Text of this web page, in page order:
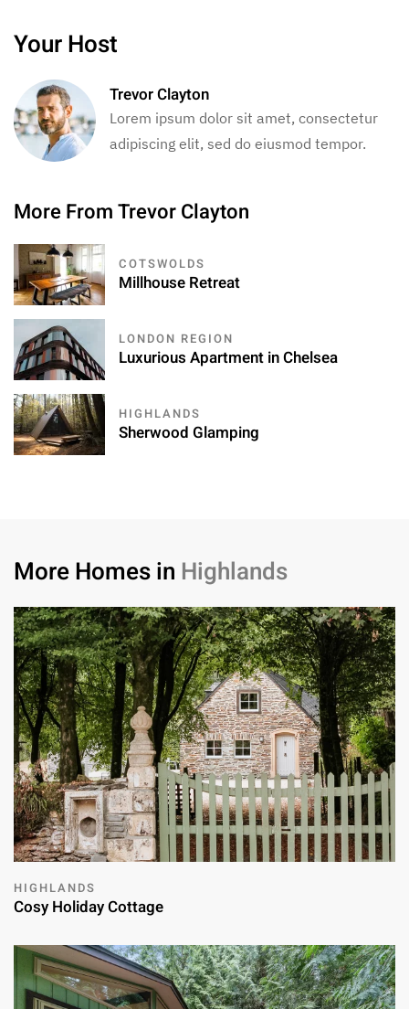
Your Host
Trevor Clayton
Lorem ipsum dolor sit amet, consectetur
adipiscing elit, sed do eiusmod tempor.
More From Trevor Clayton
COTSWOLDS
Millhouse Retreat
LONDON REGION
Luxurious Apartment in Chelsea
HIGHLANDS
Sherwood Glamping
More Homes in Highlands
HIGHLANDS
Cosy Holiday Cottage